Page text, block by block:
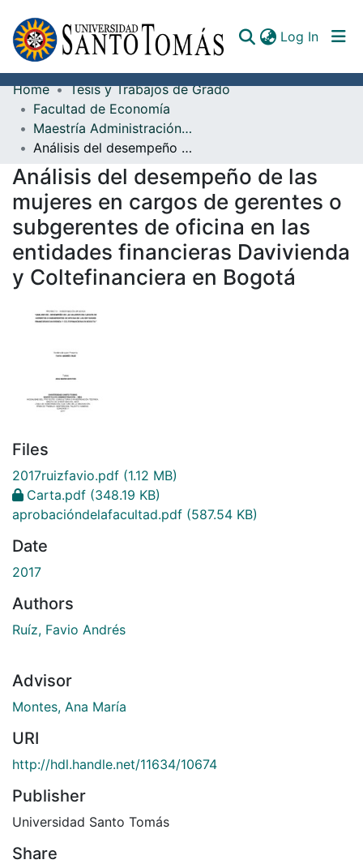
Log In
Communities & Collections
All of DSpace
Documents
Home
Tesis y Trabajos de Grado
Facultad de Economía
Maestría Administración MBA
Análisis del desempeño de las mujeres en cargos de gerentes o subgerentes de oficina en las entidades financieras Davivienda y Coltefinanciera en Bogotá
Análisis del desempeño de las
mujeres en cargos de gerentes o
subgerentes de oficina en las
entidades financieras Davivienda
y Coltefinanciera en Bogotá
Files
2017ruizfavio.pdf (1.12 MB)
Carta.pdf (348.19 KB)
aprobacióndelafacultad.pdf (587.54 KB)
Date
2017
Authors
Ruíz, Favio Andrés
Advisor
Montes, Ana María
URI
http://hdl.handle.net/11634/10674
Publisher
Universidad Santo Tomás
Share